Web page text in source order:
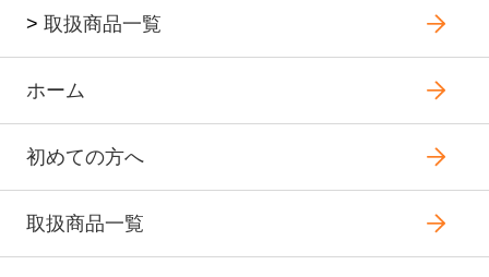
> 取扱商品一覧
ホーム
初めての方へ
取扱商品一覧